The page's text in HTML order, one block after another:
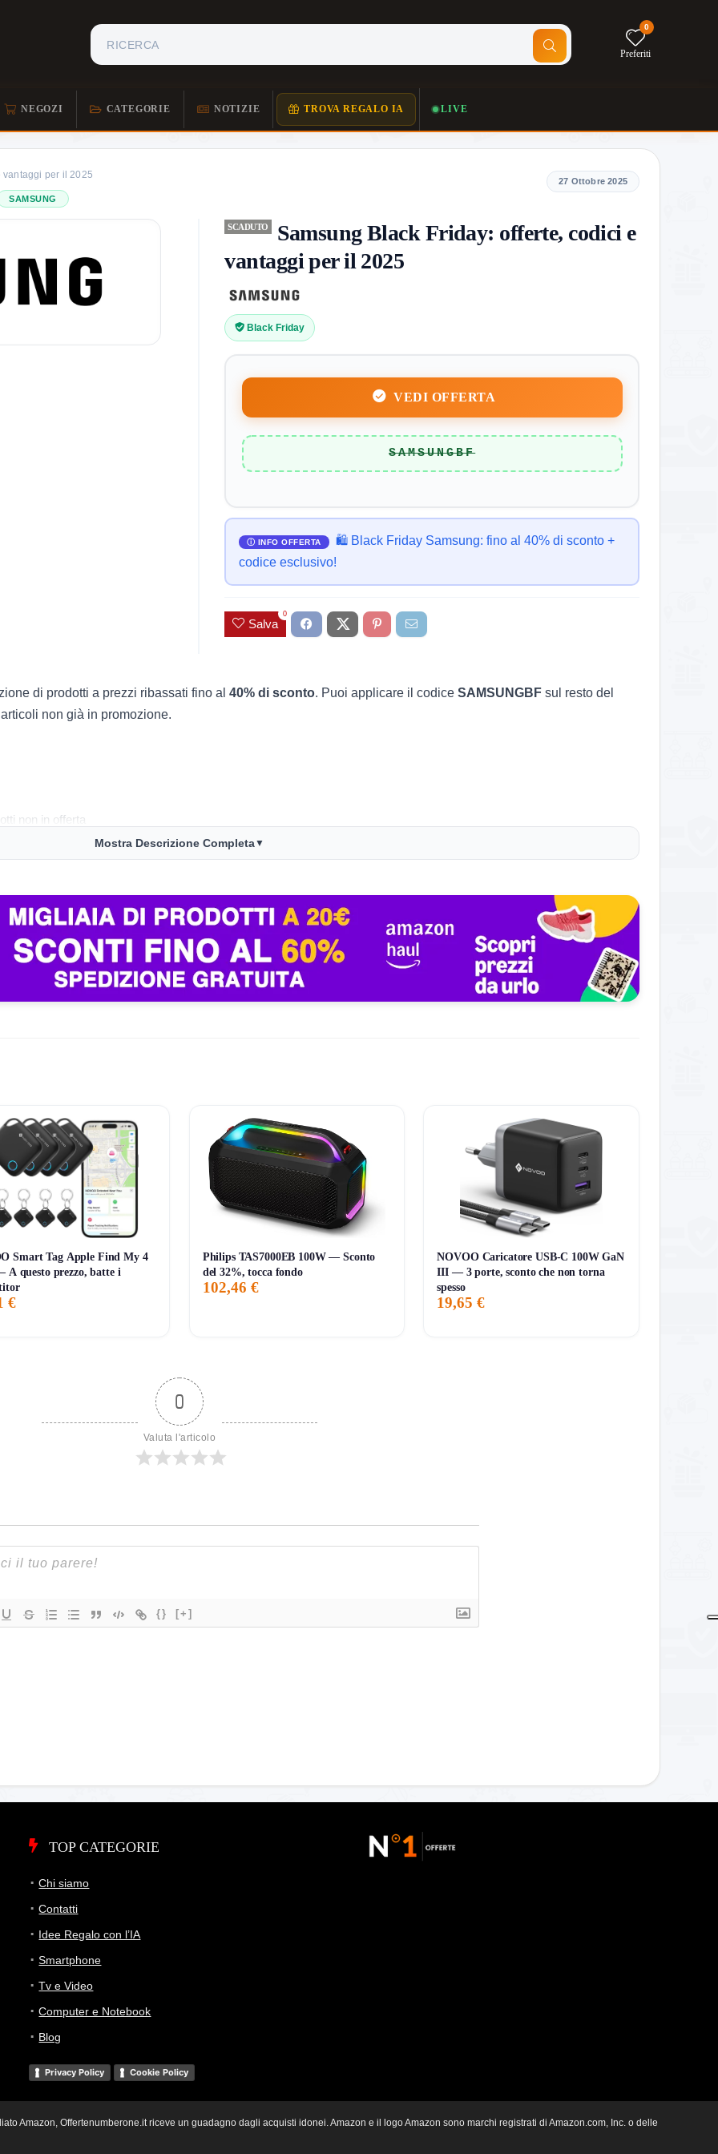
0
Preferiti
NEGOZI CATEGORIE NOTIZIE TROVA REGALO IA LIVE
vantaggi per il 2025
SAMSUNG
SCADUTO
Samsung Black Friday: offerte, codici e
vantaggi per il 2025
Black Friday
VEDI OFFERTA
SAMSUNGBF
🛍️ Black Friday Samsung: fino al 40% di sconto +
codice esclusivo!
Salva
0
27 Ottobre 2025
di prodotti a prezzi ribassati fino al 40% di sconto. Puoi applicare il codice SAMSUNGBF sul resto del
non già in promozione.
non in offerta
(scadenza: 6/11 ore 9:00)
Friday
promo
Mostra Descrizione Completa▼
Smart Tag Apple Find My 4
A questo prezzo, batte i
€
Philips TAS7000EB 100W — Sconto
del 32%, tocca fondo
102,46 €
NOVOO Caricatore USB-C 100W GaN
III — 3 porte, sconto che non torna
spesso
19,65 €
0
Valuta l'articolo
{} [+]
TOP CATEGORIE
Chi siamo
Contatti
Idee Regalo con l’IA
Smartphone
Tv e Video
Computer e Notebook
Blog
Privacy Policy Cookie Policy
Amazon, Offertenumberone.it riceve un guadagno dagli acquisti idonei. Amazon e il logo Amazon sono marchi registrati di Amazon.com, Inc. o delle